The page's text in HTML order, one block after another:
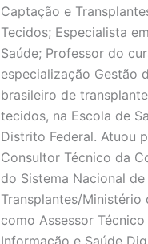
Captação e
Tecidos; Especialista
Saúde; Professor do
especialização Gestão
brasileiro de
tecidos, na Escola de
Distrito Federal. Atuou
Consultor Técnico da
do Sistema Nacional de
Transplantes/Ministério
como Assessor